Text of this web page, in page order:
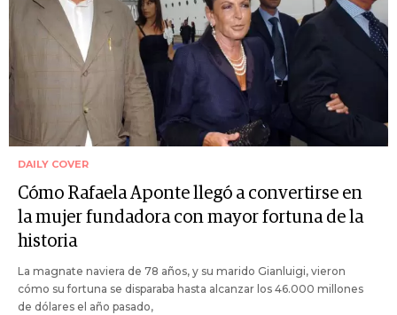
DAILY COVER
Cómo Rafaela Aponte llegó a convertirse en
la mujer fundadora con mayor fortuna de la
historia
La magnate naviera de 78 años, y su marido Gianluigi, vieron
cómo su fortuna se disparaba hasta alcanzar los 46.000 millones
de dólares el año pasado,